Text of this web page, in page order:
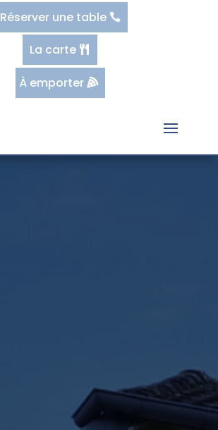
Réserver une table
La carte
À emporter